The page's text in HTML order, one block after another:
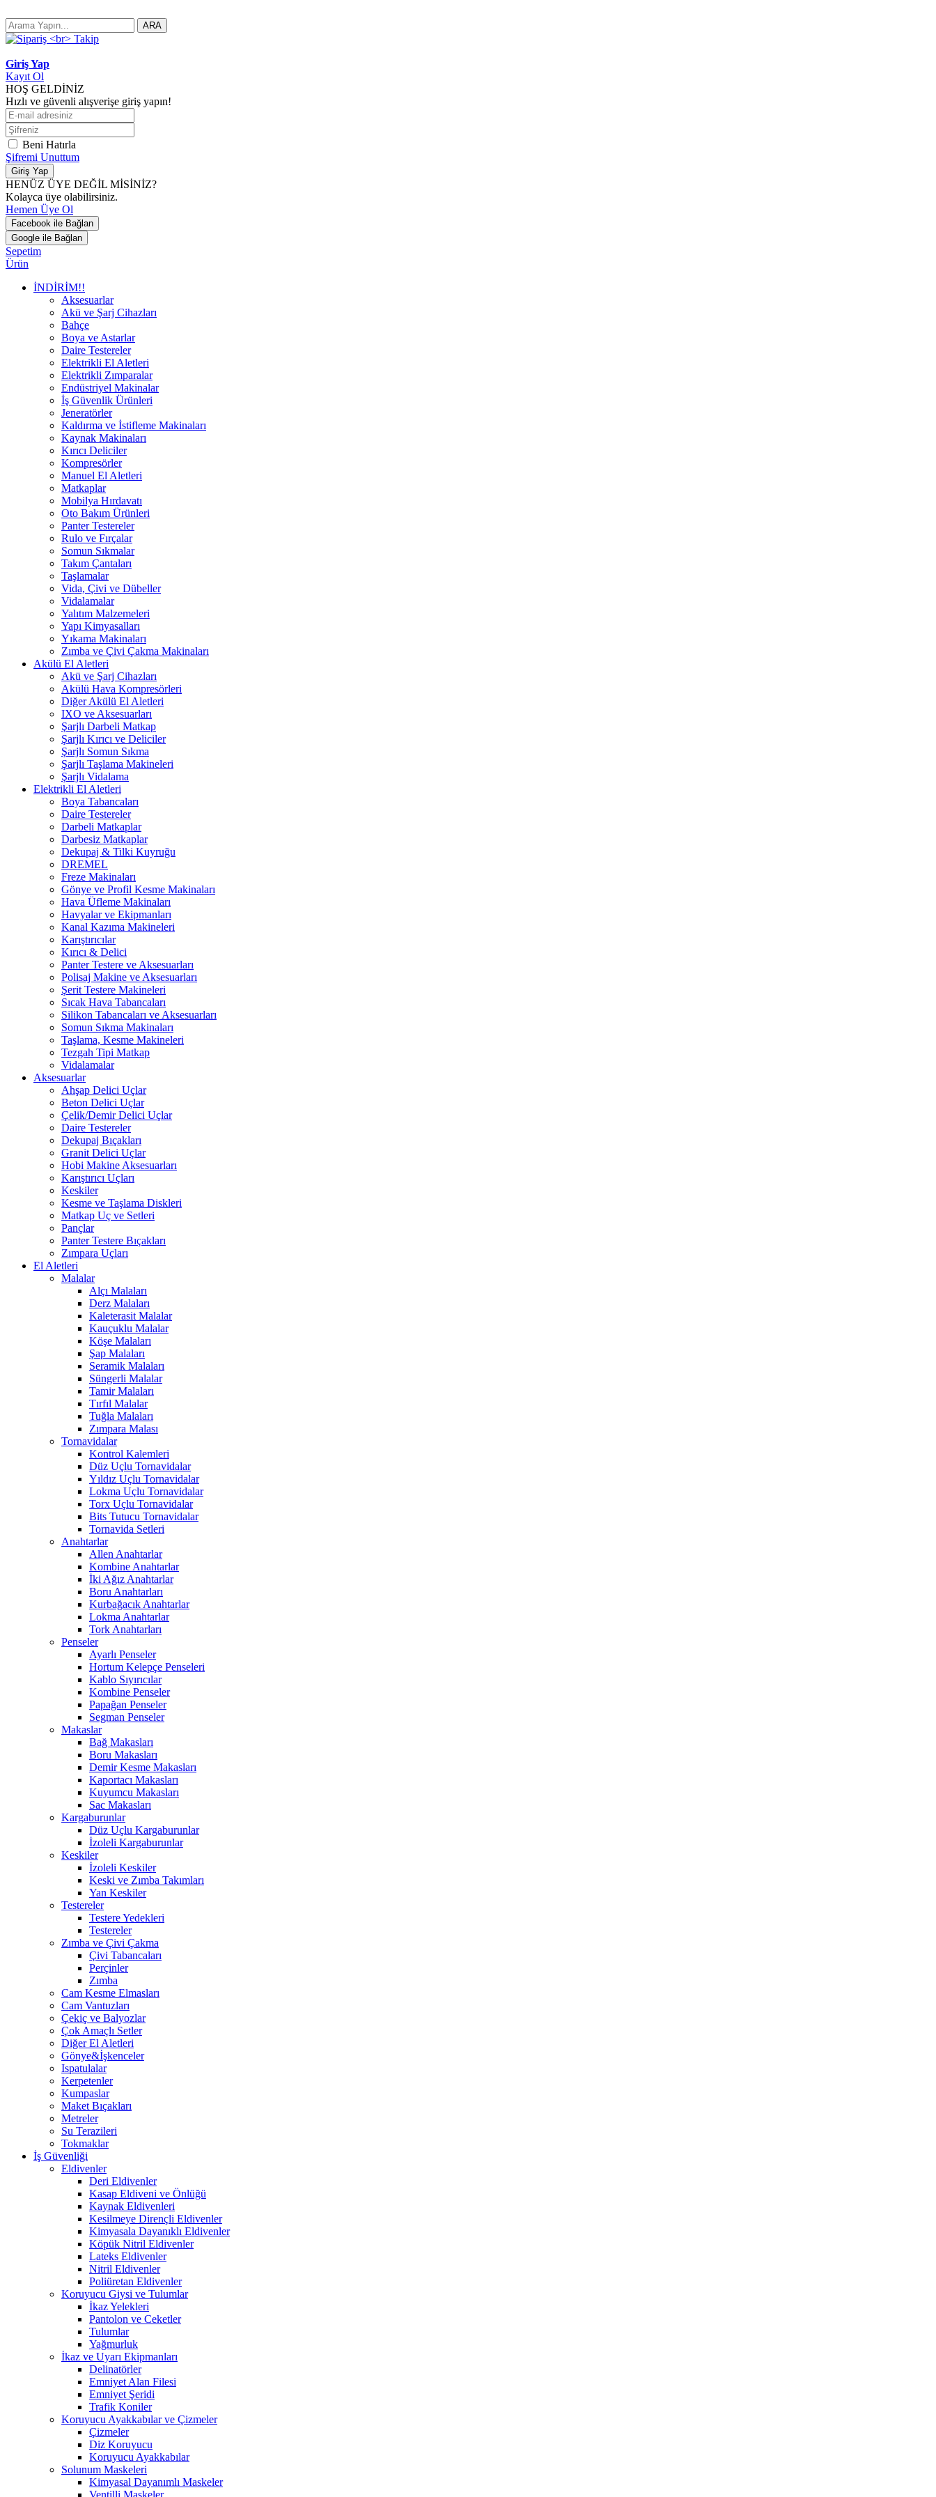
ARA
Giriş Yap
Kayıt Ol
HOŞ GELDİNİZ
Hızlı ve güvenli alışverişe giriş yapın!
Beni Hatırla
Şifremi Unuttum
Giriş Yap
HENÜZ ÜYE DEĞİL MİSİNİZ?
Kolayca üye olabilirsiniz.
Hemen Üye Ol
Facebook ile Bağlan
Google ile Bağlan
Sepetim
Ürün
İNDİRİM!!
Aksesuarlar
Akü ve Şarj Cihazları
Bahçe
Boya ve Astarlar
Daire Testereler
Elektrikli El Aletleri
Elektrikli Zımparalar
Endüstriyel Makinalar
İş Güvenlik Ürünleri
Jeneratörler
Kaldırma ve İstifleme Makinaları
Kaynak Makinaları
Kırıcı Deliciler
Kompresörler
Manuel El Aletleri
Matkaplar
Mobilya Hırdavatı
Oto Bakım Ürünleri
Panter Testereler
Rulo ve Fırçalar
Somun Sıkmalar
Takım Çantaları
Taşlamalar
Vida, Çivi ve Dübeller
Vidalamalar
Yalıtım Malzemeleri
Yapı Kimyasalları
Yıkama Makinaları
Zımba ve Çivi Çakma Makinaları
Akülü El Aletleri
Akü ve Şarj Cihazları
Akülü Hava Kompresörleri
Diğer Akülü El Aletleri
IXO ve Aksesuarları
Şarjlı Darbeli Matkap
Şarjlı Kırıcı ve Deliciler
Şarjlı Somun Sıkma
Şarjlı Taşlama Makineleri
Şarjlı Vidalama
Elektrikli El Aletleri
Boya Tabancaları
Daire Testereler
Darbeli Matkaplar
Darbesiz Matkaplar
Dekupaj & Tilki Kuyruğu
DREMEL
Freze Makinaları
Gönye ve Profil Kesme Makinaları
Hava Üfleme Makinaları
Havyalar ve Ekipmanları
Kanal Kazıma Makineleri
Karıştırıcılar
Kırıcı & Delici
Panter Testere ve Aksesuarları
Polisaj Makine ve Aksesuarları
Şerit Testere Makineleri
Sıcak Hava Tabancaları
Silikon Tabancaları ve Aksesuarları
Somun Sıkma Makinaları
Taşlama, Kesme Makineleri
Tezgah Tipi Matkap
Vidalamalar
Aksesuarlar
Ahşap Delici Uçlar
Beton Delici Uçlar
Çelik/Demir Delici Uçlar
Daire Testereler
Dekupaj Bıçakları
Granit Delici Uçlar
Hobi Makine Aksesuarları
Karıştırıcı Uçları
Keskiler
Kesme ve Taşlama Diskleri
Matkap Uç ve Setleri
Pançlar
Panter Testere Bıçakları
Zımpara Uçları
El Aletleri
Malalar
Alçı Malaları
Derz Malaları
Kaleterasit Malalar
Kauçuklu Malalar
Köşe Malaları
Şap Malaları
Seramik Malaları
Süngerli Malalar
Tamir Malaları
Tırfıl Malalar
Tuğla Malaları
Zımpara Malası
Tornavidalar
Kontrol Kalemleri
Düz Uçlu Tornavidalar
Yıldız Uçlu Tornavidalar
Lokma Uçlu Tornavidalar
Torx Uçlu Tornavidalar
Bits Tutucu Tornavidalar
Tornavida Setleri
Anahtarlar
Allen Anahtarlar
Kombine Anahtarlar
İki Ağız Anahtarlar
Boru Anahtarları
Kurbağacık Anahtarlar
Lokma Anahtarlar
Tork Anahtarları
Penseler
Ayarlı Penseler
Hortum Kelepçe Penseleri
Kablo Sıyırıcılar
Kombine Penseler
Papağan Penseler
Segman Penseler
Makaslar
Bağ Makasları
Boru Makasları
Demir Kesme Makasları
Kaportacı Makasları
Kuyumcu Makasları
Sac Makasları
Kargaburunlar
Düz Uçlu Kargaburunlar
İzoleli Kargaburunlar
Keskiler
İzoleli Keskiler
Keski ve Zımba Takımları
Yan Keskiler
Testereler
Testere Yedekleri
Testereler
Zımba ve Çivi Çakma
Çivi Tabancaları
Perçinler
Zımba
Cam Kesme Elmasları
Cam Vantuzları
Çekiç ve Balyozlar
Çok Amaçlı Setler
Diğer El Aletleri
Gönye&İşkenceler
Ispatulalar
Kerpetenler
Kumpaslar
Maket Bıçakları
Metreler
Su Terazileri
Tokmaklar
İş Güvenliği
Eldivenler
Deri Eldivenler
Kasap Eldiveni ve Önlüğü
Kaynak Eldivenleri
Kesilmeye Dirençli Eldivenler
Kimyasala Dayanıklı Eldivenler
Köpük Nitril Eldivenler
Lateks Eldivenler
Nitril Eldivenler
Poliüretan Eldivenler
Koruyucu Giysi ve Tulumlar
İkaz Yelekleri
Pantolon ve Ceketler
Tulumlar
Yağmurluk
İkaz ve Uyarı Ekipmanları
Delinatörler
Emniyet Alan Filesi
Emniyet Şeridi
Trafik Koniler
Koruyucu Ayakkabılar ve Çizmeler
Çizmeler
Diz Koruyucu
Koruyucu Ayakkabılar
Solunum Maskeleri
Kimyasal Dayanımlı Maskeler
Ventilli Maskeler